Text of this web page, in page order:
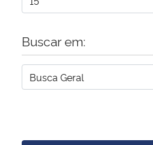
Buscar em: